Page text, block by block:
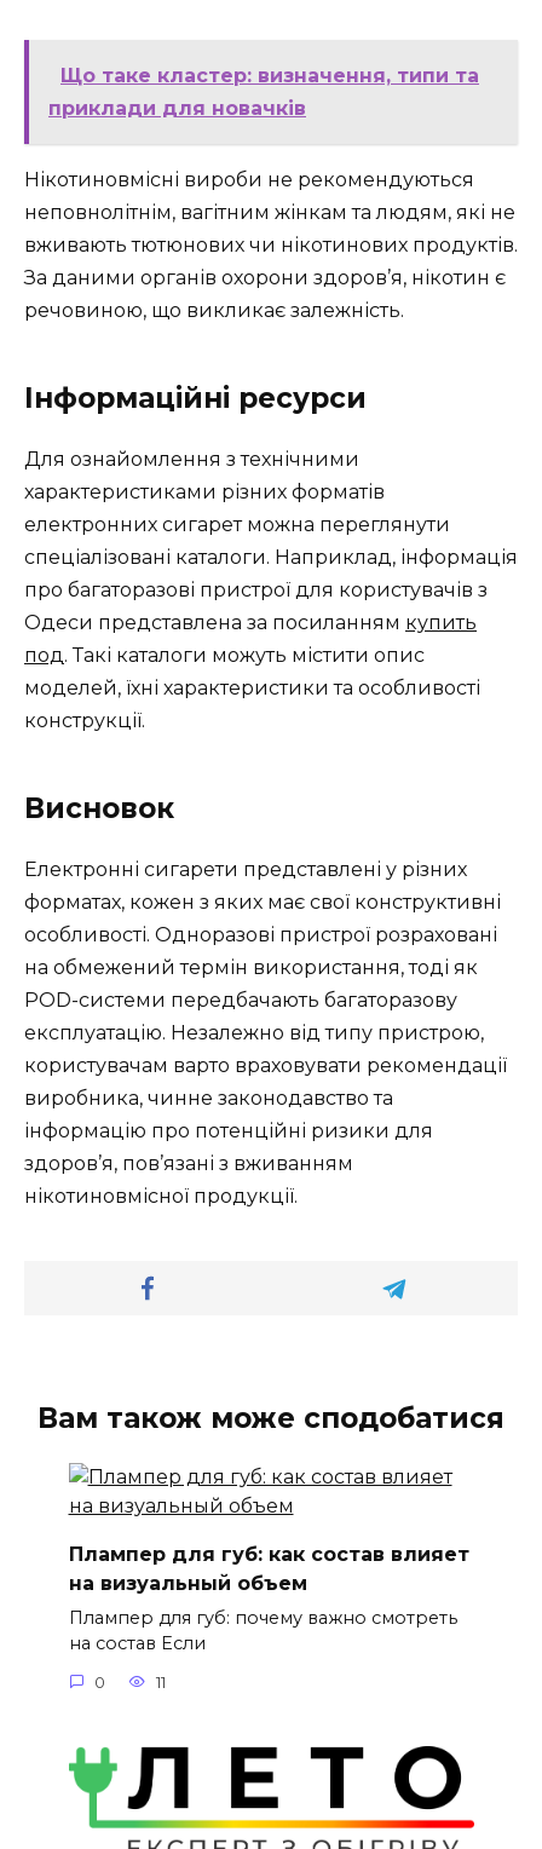
Що таке кластер: визначення, типи та
приклади для новачків
Нікотиновмісні вироби не рекомендуються
неповнолітнім, вагітним жінкам та людям, які не
вживають тютюнових чи нікотинових продуктів.
За даними органів охорони здоров’я, нікотин є
речовиною, що викликає залежність.
Інформаційні ресурси
Для ознайомлення з технічними
характеристиками різних форматів
електронних сигарет можна переглянути
спеціалізовані каталоги. Наприклад, інформація
про багаторазові пристрої для користувачів з
Одеси представлена за посиланням купить
под . Такі каталоги можуть містити опис
моделей, їхні характеристики та особливості
конструкції.
Висновок
Електронні сигарети представлені у різних
форматах, кожен з яких має свої конструктивні
особливості. Одноразові пристрої розраховані
на обмежений термін використання, тоді як
POD-системи передбачають багаторазову
експлуатацію. Незалежно від типу пристрою,
користувачам варто враховувати рекомендації
виробника, чинне законодавство та
інформацію про потенційні ризики для
здоров’я, пов’язані з вживанням
нікотиновмісної продукції.
Вам також може сподобатися
Плампер для губ: как состав влияет
на визуальный объем
Плампер для губ: почему важно смотреть
на состав Если
0 11